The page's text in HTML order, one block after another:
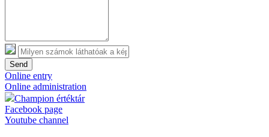
Send
Online entry
Online administration
Champion értéktár
Facebook page
Youtube channel